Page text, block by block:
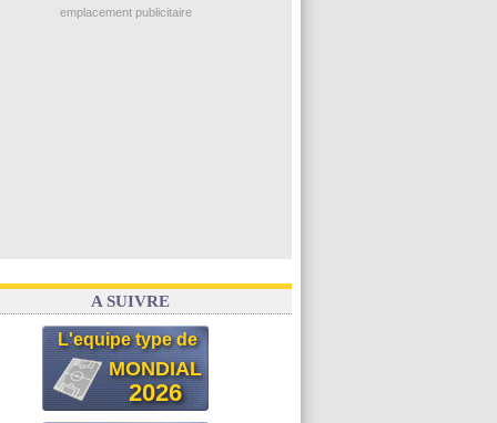
emplacement publicitaire
A SUIVRE
L'equipe type de
MONDIAL
2026